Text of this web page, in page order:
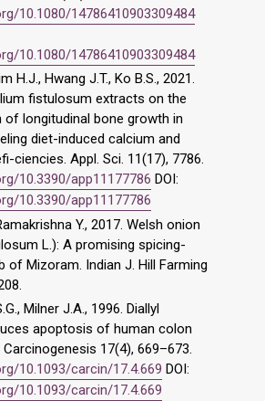
10.1080/14786410903309484
10.1080/14786410903309484
H.J., Hwang J.T., Ko B.S., 2021.
fistulosum extracts on the
longitudinal bone growth in
diet-induced calcium and
ciencies. Appl. Sci. 11(17), 7786.
10.3390/app11177786 DOI:
10.3390/app11177786
Y., 2017. Welsh onion
L.): A promising spicing-
of Mizoram. Indian J. Hill Farming
Milner J.A., 1996. Diallyl
apoptosis of human colon
17(4), 669–673.
10.1093/carcin/17.4.669 DOI:
10.1093/carcin/17.4.669